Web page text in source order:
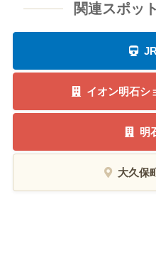
関連スポッ
イオン明石シ
明
大久保